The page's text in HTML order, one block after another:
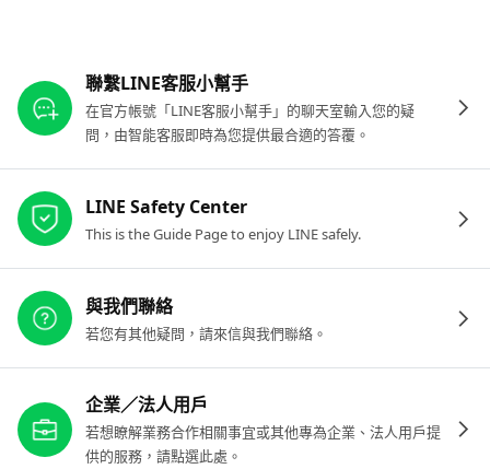
聯繫LINE客服小幫手
在官方帳號「LINE客服小幫手」的聊天室輸入您的疑
問，由智能客服即時為您提供最合適的答覆。
LINE Safety Center
This is the Guide Page to enjoy LINE safely.
與我們聯絡
若您有其他疑問，請來信與我們聯絡。
企業／法人用戶
若想瞭解業務合作相關事宜或其他專為企業、法人用戶提
供的服務，請點選此處。